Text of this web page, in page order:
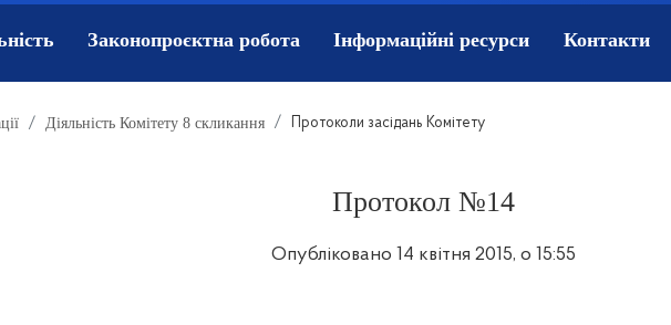
Законопроєктна робота Інформаційні ресурси Контакти
Діяльність Комітету 8 скликання Протоколи засідань Комітету
Протокол №14
Опубліковано 14 квітня 2015, о 15:55